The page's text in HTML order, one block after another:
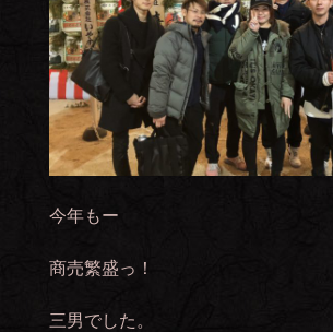
今年もー
商売繁盛っ！
三男でした。